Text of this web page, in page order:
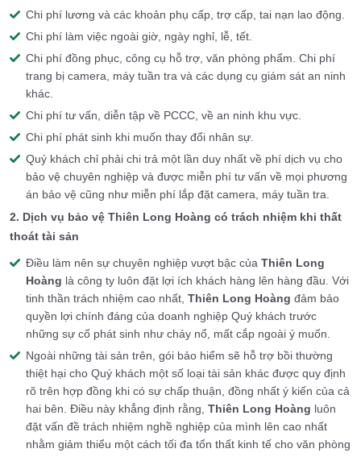
Chi phí lương và các khoản phụ cấp, trợ cấp, tai nạn lao động.
Chi phí làm việc ngoài giờ, ngày nghỉ, lễ, tết.
Chi phí đồng phục, công cụ hỗ trợ, văn phòng phẩm. Chi phí
trang bị camera, máy tuần tra và các dụng cụ giám sát an ninh
khác.
Chi phí tư vấn, diễn tập về PCCC, về an ninh khu vực.
Chi phí phát sinh khi muốn thay đổi nhân sự.
Quý khách chỉ phải chi trả một lần duy nhất về phí dịch vụ cho
bảo vệ chuyên nghiệp và được miễn phí tư vấn về mọi phương
án bảo vệ cũng như miễn phí lắp đặt camera, máy tuần tra.
2. Dịch vụ bảo vệ Thiên Long Hoàng có trách nhiệm khi thất
thoát tài sản
Điều làm nên sự chuyên nghiệp vượt bậc của Thiên Long
Hoàng là công ty luôn đặt lợi ích khách hàng lên hàng đầu. Với
tinh thần trách nhiệm cao nhất, Thiên Long Hoàng đảm bảo
quyền lợi chính đáng của doanh nghiệp Quý khách trước
những sự cố phát sinh như cháy nổ, mất cắp ngoài ý muốn.
Ngoài những tài sản trên, gói bảo hiểm sẽ hỗ trợ bồi thường
thiệt hại cho Quý khách một số loại tài sản khác được quy định
rõ trên hợp đồng khi có sự chấp thuận, đồng nhất ý kiến của cả
hai bên. Điều này khẳng định rằng, Thiên Long Hoàng luôn
đặt vấn đề trách nhiệm nghề nghiệp của mình lên cao nhất
nhằm giảm thiểu một cách tối đa tổn thất kinh tế cho văn phòng